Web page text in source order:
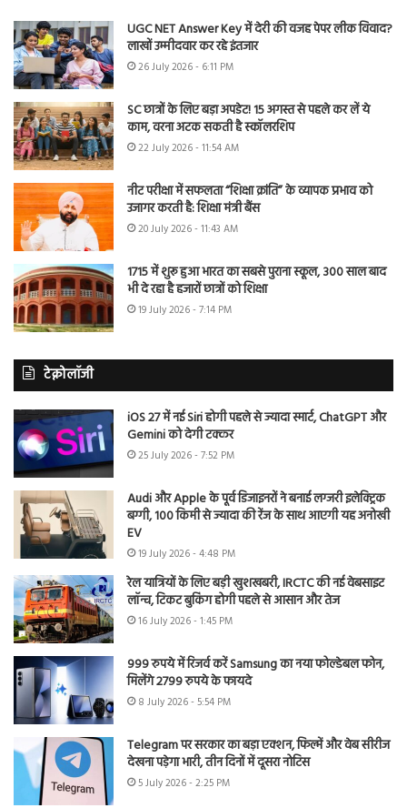
UGC NET Answer Key में देरी की वजह पेपर लीक विवाद?
लाखों उम्मीदवार कर रहे इंतजार
26 July 2026 - 6:11 PM
SC छात्रों के लिए बड़ा अपडेट! 15 अगस्त से पहले कर लें ये
काम, वरना अटक सकती है स्कॉलरशिप
22 July 2026 - 11:54 AM
नीट परीक्षा में सफलता “शिक्षा क्रांति” के व्यापक प्रभाव को
उजागर करती है: शिक्षा मंत्री बैंस
20 July 2026 - 11:43 AM
1715 में शुरू हुआ भारत का सबसे पुराना स्कूल, 300 साल बाद
भी दे रहा है हजारों छात्रों को शिक्षा
19 July 2026 - 7:14 PM
टेक्नोलॉजी
iOS 27 में नई Siri होगी पहले से ज्यादा स्मार्ट, ChatGPT और
Gemini को देगी टक्कर
25 July 2026 - 7:52 PM
Audi और Apple के पूर्व डिजाइनरों ने बनाई लग्जरी इलेक्ट्रिक
बग्गी, 100 किमी से ज्यादा की रेंज के साथ आएगी यह अनोखी
EV
19 July 2026 - 4:48 PM
रेल यात्रियों के लिए बड़ी खुशखबरी, IRCTC की नई वेबसाइट
लॉन्च, टिकट बुकिंग होगी पहले से आसान और तेज
16 July 2026 - 1:45 PM
999 रुपये में रिजर्व करें Samsung का नया फोल्डेबल फोन,
मिलेंगे 2799 रुपये के फायदे
8 July 2026 - 5:54 PM
Telegram पर सरकार का बड़ा एक्शन, फिल्में और वेब सीरीज
देखना पड़ेगा भारी, तीन दिनों में दूसरा नोटिस
5 July 2026 - 2:25 PM